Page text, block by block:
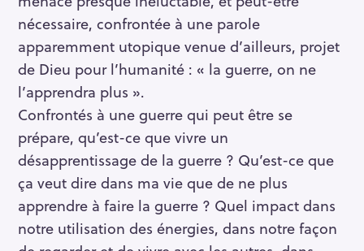
nécessaire, confrontée à une parole
apparemment utopique venue d’ailleurs, projet
de Dieu pour l’humanité : « la guerre, on ne
l’apprendra plus ».
Confrontés à une guerre qui peut être se
prépare, qu’est-ce que vivre un
désapprentissage de la guerre ? Qu’est-ce que
ça veut dire dans ma vie que de ne plus
apprendre à faire la guerre ? Quel impact dans
notre utilisation des énergies, dans notre façon